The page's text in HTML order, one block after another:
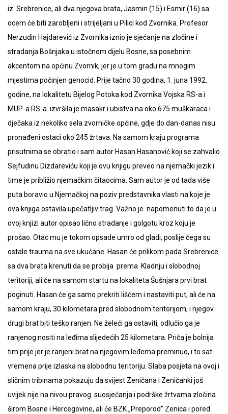
iz Srebrenice, ali dva njegova brata, Jasmin (15) i Esmir (16) sa
ocem će biti zarobljeni i strijeljani u Pilici kod Zvornika. Profesor
Nerzudin Hajdarević iz Zvornika iznio je sjećanje na zločine i
stradanja Bošnjaka u istočnom dijelu Bosne, sa posebnim
akcentom na općinu Zvornik, jer je u tom gradu na mnogim
mjestima počinjen genocid. Prije tačno 30 godina, 1. juna 1992.
godine, na lokalitetu Bijelog Potoka kod Zvornika Vojska RS-a i
MUP-a RS-a. izvršila je masakr i ubistva na oko 675 muškaraca i
dječaka iz nekoliko sela zvorničke općine, gdje do dan-danas nisu
pronađeni ostaci oko 245 žrtava. Na samom kraju programa
prisutnima se obratio i sam autor Hasan Hasanović koji se zahvalio
Sejfudinu Dizdareviću koji je ovu knjigu preveo na njemački jezik i
time je približio njemačkim čitaocima. Sam autor je od tada više
puta boravio u Njemačkoj na poziv predstavnika vlasti na koje je
ova knjiga ostavila upečatljiv trag. Važno je napomenuti to da je u
ovoj knjizi autor opisao lično stradanje i golgotu kroz koju je
prošao. Otac mu je tokom opsade umro od gladi, poslije čega su
ostale trauma na sve ukućane. Hasan će prilikom pada Srebrenice
sa dva brata krenuti da se probija prema Kladnju i slobodnoj
teritoriji, ali će na samom startu na lokaliteta Šušnjara prvi brat
poginuti. Hasan će ga samo prekriti lišćem i nastaviti put, ali će na
samom kraju, 30 kilometara pred slobodnom teritorijom, i njegov
drugi brat biti teško ranjen. Ne želeći ga ostaviti, odlučio ga je
ranjenog nositi na leđima slijedećih 25 kilometara. Priča je bolnija
tim prije jer je ranjeni brat na njegovim leđema preminuo, i to sat
vremena prije izlaska na slobodnu teritoriju. Slaba posjeta na ovoj i
sličnim tribinama pokazuju da svijest Zeničana i Zeničanki još
uvijek nije na nivou pravog suosjećanja i podrške žrtvama zločina
širom Bosne i Hercegovine, ali će BZK „Preporod“ Zenica i pored